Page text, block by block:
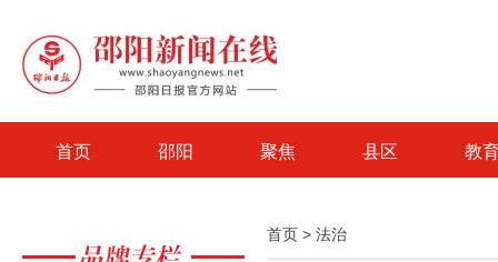
首页 邵阳 聚焦 县区 教
首页 > 法治